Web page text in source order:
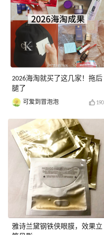
2026海淘就买了这几家！拖后
腿了
可爱到冒泡泡 190
雅诗兰黛钢铁侠眼膜，效果立